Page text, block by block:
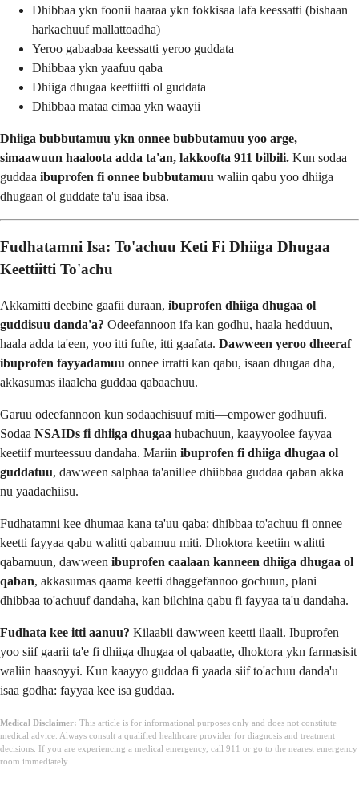
Dhibbaa ykn foonii haaraa ykn fokkisaa lafa keessatti (bishaan
harkachuuf mallattoadha)
Yeroo gabaabaa keessatti yeroo guddata
Dhibbaa ykn yaafuu qaba
Dhiiga dhugaa keettiitti ol guddata
Dhibbaa mataa cimaa ykn waayii
Dhiiga bubbutamuu ykn onnee bubbutamuu yoo arge,
simaawuun haaloota adda ta'an, lakkoofta 911 bilbili. Kun sodaa
guddaa ibuprofen fi onnee bubbutamuu waliin qabu yoo dhiiga
dhugaan ol guddate ta'u isaa ibsa.
Fudhatamni Isa: To'achuu Keti Fi Dhiiga Dhugaa
Keettiitti To'achu
Akkamitti deebine gaafii duraan, ibuprofen dhiiga dhugaa ol
guddisuu danda'a? Odeefannoon ifa kan godhu, haala hedduun,
haala adda ta'een, yoo itti fufte, itti gaafata. Dawween yeroo dheeraf
ibuprofen fayyadamuu onnee irratti kan qabu, isaan dhugaa dha,
akkasumas ilaalcha guddaa qabaachuu.
Garuu odeefannoon kun sodaachisuuf miti—empower godhuufi.
Sodaa NSAIDs fi dhiiga dhugaa hubachuun, kaayyoolee fayyaa
keetiif murteessuu dandaha. Mariin ibuprofen fi dhiiga dhugaa ol
guddatuu, dawween salphaa ta'anillee dhiibbaa guddaa qaban akka
nu yaadachiisu.
Fudhatamni kee dhumaa kana ta'uu qaba: dhibbaa to'achuu fi onnee
keetti fayyaa qabu walitti qabamuu miti. Dhoktora keetiin walitti
qabamuun, dawween ibuprofen caalaan kanneen dhiiga dhugaa ol
qaban, akkasumas qaama keetti dhaggefannoo gochuun, plani
dhibbaa to'achuuf dandaha, kan bilchina qabu fi fayyaa ta'u dandaha.
Fudhata kee itti aanuu? Kilaabii dawween keetti ilaali. Ibuprofen
yoo siif gaarii ta'e fi dhiiga dhugaa ol qabaatte, dhoktora ykn farmasisit
waliin haasoyyi. Kun kaayyo guddaa fi yaada siif to'achuu danda'u
isaa godha: fayyaa kee isa guddaa.
Medical Disclaimer: This article is for informational purposes only and does not constitute
medical advice. Always consult a qualified healthcare provider for diagnosis and treatment
decisions. If you are experiencing a medical emergency, call 911 or go to the nearest emergency
room immediately.